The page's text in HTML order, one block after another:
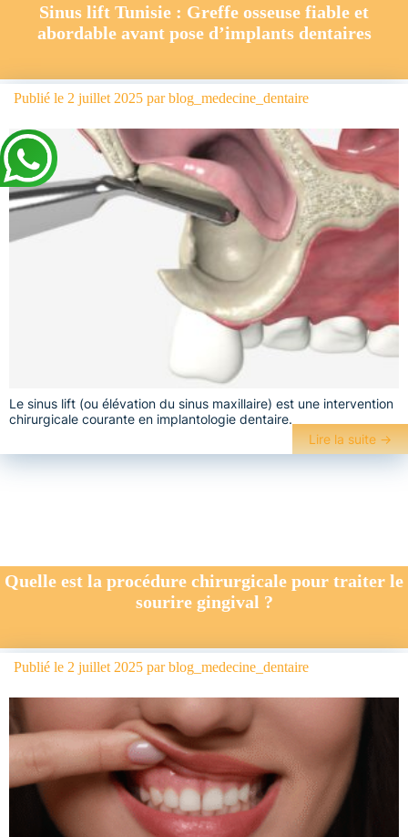
Sinus lift Tunisie : Greffe osseuse fiable et
abordable avant pose d’implants dentaires
Publié le 2 juillet 2025 parblog_medecine_dentaire
Le sinus lift (ou élévation du sinus maxillaire) est une intervention
chirurgicale courante en implantologie dentaire.
Lire la suite →
Quelle est la procédure chirurgicale pour traiter le
sourire gingival ?
Publié le 2 juillet 2025 parblog_medecine_dentaire